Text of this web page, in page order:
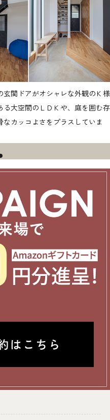
関ドアがオシャレな外観のＫ様
大空間のＬＤＫや、庭を囲む存
カッコよさをプラスしていま